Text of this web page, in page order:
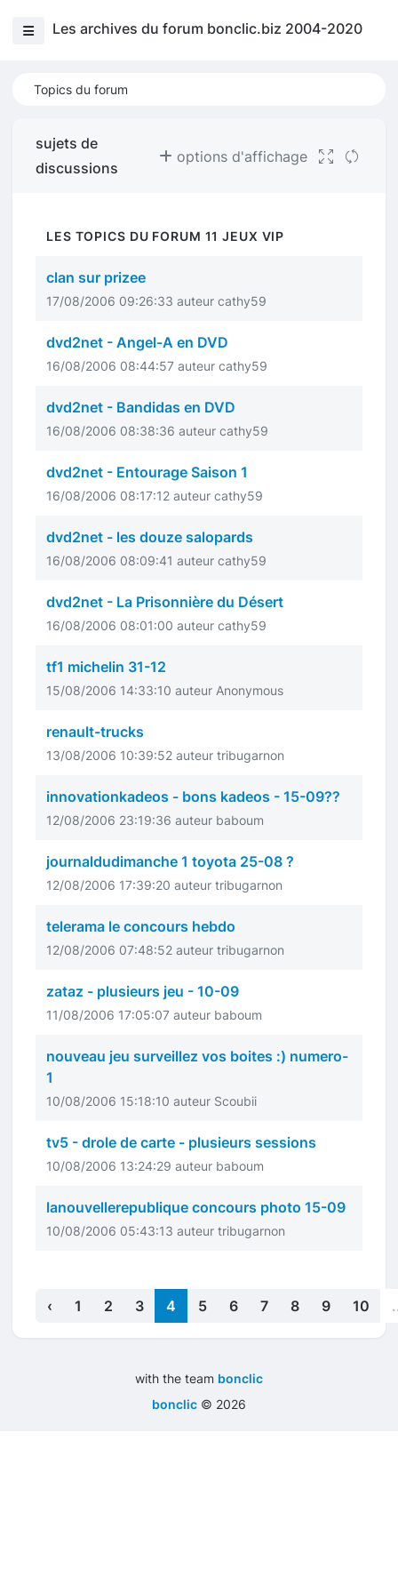
Les archives du forum bonclic.biz 2004-2020
Topics du forum
sujets de
discussions
options d'affichage
LES TOPICS DU FORUM 11 JEUX VIP
clan sur prizee
17/08/2006 09:26:33 auteur cathy59
dvd2net - Angel-A en DVD
16/08/2006 08:44:57 auteur cathy59
dvd2net - Bandidas en DVD
16/08/2006 08:38:36 auteur cathy59
dvd2net - Entourage Saison 1
16/08/2006 08:17:12 auteur cathy59
dvd2net - les douze salopards
16/08/2006 08:09:41 auteur cathy59
dvd2net - La Prisonnière du Désert
16/08/2006 08:01:00 auteur cathy59
tf1 michelin 31-12
15/08/2006 14:33:10 auteur Anonymous
renault-trucks
13/08/2006 10:39:52 auteur tribugarnon
innovationkadeos - bons kadeos - 15-09??
12/08/2006 23:19:36 auteur baboum
journaldudimanche 1 toyota 25-08 ?
12/08/2006 17:39:20 auteur tribugarnon
telerama le concours hebdo
12/08/2006 07:48:52 auteur tribugarnon
zataz - plusieurs jeu - 10-09
11/08/2006 17:05:07 auteur baboum
nouveau jeu surveillez vos boites :) numero-
1
10/08/2006 15:18:10 auteur Scoubii
tv5 - drole de carte - plusieurs sessions
10/08/2006 13:24:29 auteur baboum
lanouvellerepublique concours photo 15-09
10/08/2006 05:43:13 auteur tribugarnon
‹ 1 2 3 4 5 6 7 8 9 10
with the team bonclic
bonclic © 2026